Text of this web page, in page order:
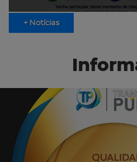
+ Notícias